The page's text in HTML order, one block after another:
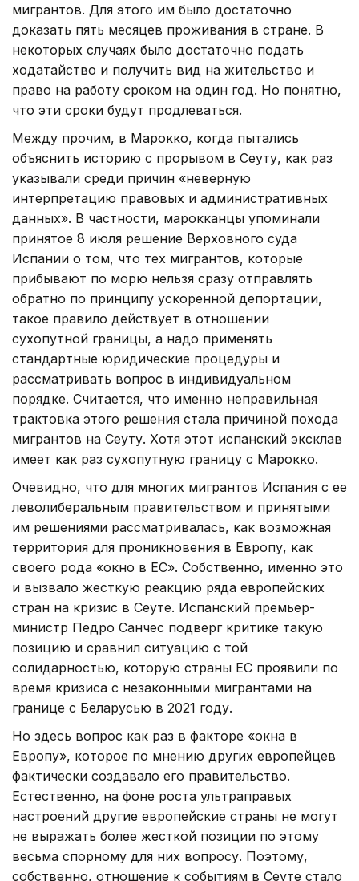
мигрантов. Для этого им было достаточно
доказать пять месяцев проживания в стране. В
некоторых случаях было достаточно подать
ходатайство и получить вид на жительство и
право на работу сроком на один год. Но понятно,
что эти сроки будут продлеваться.
Между прочим, в Марокко, когда пытались
объяснить историю с прорывом в Сеуту, как раз
указывали среди причин «неверную
интерпретацию правовых и административных
данных». В частности, марокканцы упоминали
принятое 8 июля решение Верховного суда
Испании о том, что тех мигрантов, которые
прибывают по морю нельзя сразу отправлять
обратно по принципу ускоренной депортации,
такое правило действует в отношении
сухопутной границы, а надо применять
стандартные юридические процедуры и
рассматривать вопрос в индивидуальном
порядке. Считается, что именно неправильная
трактовка этого решения стала причиной похода
мигрантов на Сеуту. Хотя этот испанский эксклав
имеет как раз сухопутную границу с Марокко.
Очевидно, что для многих мигрантов Испания с ее
леволиберальным правительством и принятыми
им решениями рассматривалась, как возможная
территория для проникновения в Европу, как
своего рода «окно в ЕС». Собственно, именно это
и вызвало жесткую реакцию ряда европейских
стран на кризис в Сеуте. Испанский премьер-
министр Педро Санчес подверг критике такую
позицию и сравнил ситуацию с той
солидарностью, которую страны ЕС проявили по
время кризиса с незаконными мигрантами на
границе с Беларусью в 2021 году.
Но здесь вопрос как раз в факторе «окна в
Европу», которое по мнению других европейцев
фактически создавало его правительство.
Естественно, на фоне роста ультраправых
настроений другие европейские страны не могут
не выражать более жесткой позиции по этому
весьма спорному для них вопросу. Поэтому,
собственно, отношение к событиям в Сеуте стало